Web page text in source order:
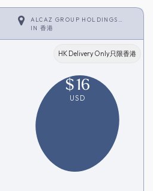
ALCAZ GROUP HOLDINGS
LIMITED
IN 香港
HK Delivery Only只限香港
$16
USD